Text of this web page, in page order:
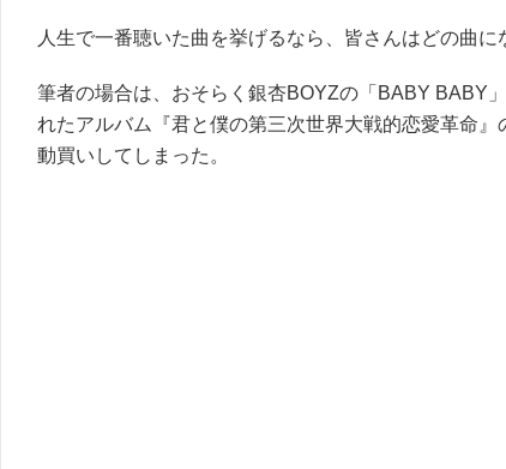
人生で一番聴いた曲を挙げるなら、皆さんはどの曲に
筆者の場合は、おそらく銀杏BOYZの「BABY BABY
れたアルバム『君と僕の第三次世界大戦的恋愛革命
動買いしてしまった。